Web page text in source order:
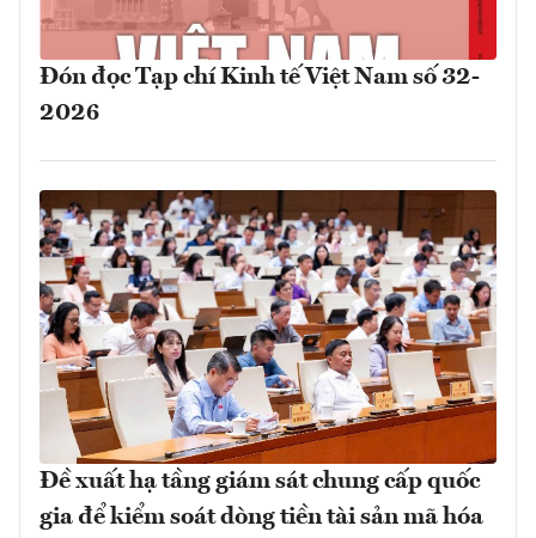
Đón đọc Tạp chí Kinh tế Việt Nam số 32-
2026
Đề xuất hạ tầng giám sát chung cấp quốc
gia để kiểm soát dòng tiền tài sản mã hóa